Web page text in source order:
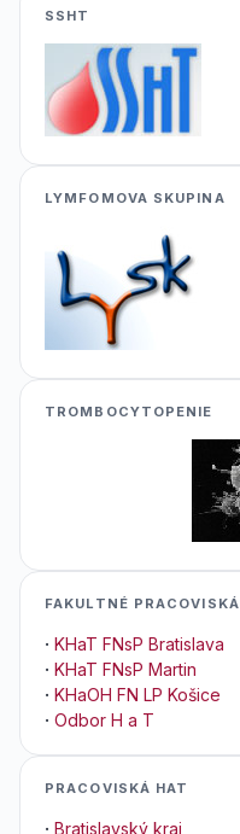
SSHT
LYMFOMOVA SKUPINA
TROMBOCYTOPENIE
FAKULTNÉ PRACOVISKÁ
· KHaT FNsP Bratislava
· KHaT FNsP Martin
· KHaOH FN LP Košice
· Odbor H a T
PRACOVISKÁ HAT
· Bratislavský kraj